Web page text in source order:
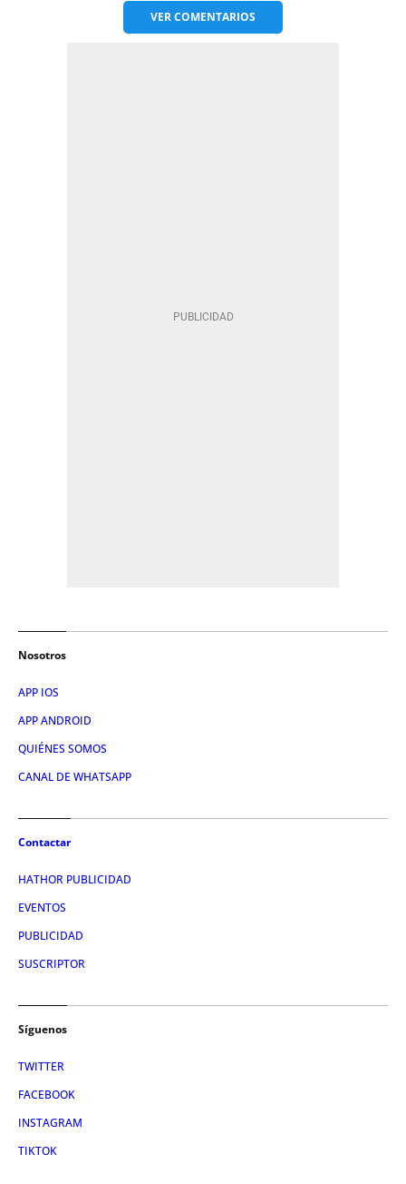
VERCOMENTARIOS
Nosotros
APP IOS
APP ANDROID
QUIÉNES SOMOS
CANAL DE WHATSAPP
Contactar
HATHOR PUBLICIDAD
EVENTOS
PUBLICIDAD
SUSCRIPTOR
Síguenos
TWITTER
FACEBOOK
INSTAGRAM
TIKTOK